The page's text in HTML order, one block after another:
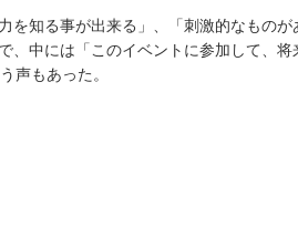
を知る事が出来る」、「刺激的なもの
、中には「このイベントに参加して、将
声もあった。